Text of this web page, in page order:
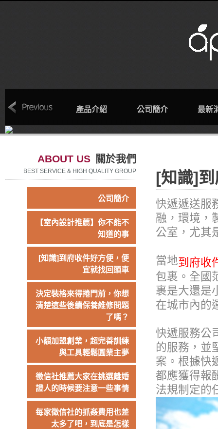
回首頁 產品介紹 公司簡介 最新
ABOUT US 關於我們
BEST SERVICE & HIGH QUALITY GROUP
公司簡介
【室內設計推薦】你不能不
知道的事
[知識]到府收件好方便，便
宜就找回頭車
決定裝格來得捲門前，你想
清楚這些後續保養維修問題
了嗎？
小額加盟創業，超完善訓練
與工具輕鬆圓業主夢
徵信社推薦大家在挑選離婚
證人的時候要注意一些事情
每家徵信社的抓姦費用也差
太多了吧，到底是怎樣
[知識]
快遞遞送服
融，環境，
公室，尤其
當地到府收
包裹。全國
裹是大還是
在城市內的
快遞服務公
的服務，並
案。根據快
都應獲得報
法規制定的